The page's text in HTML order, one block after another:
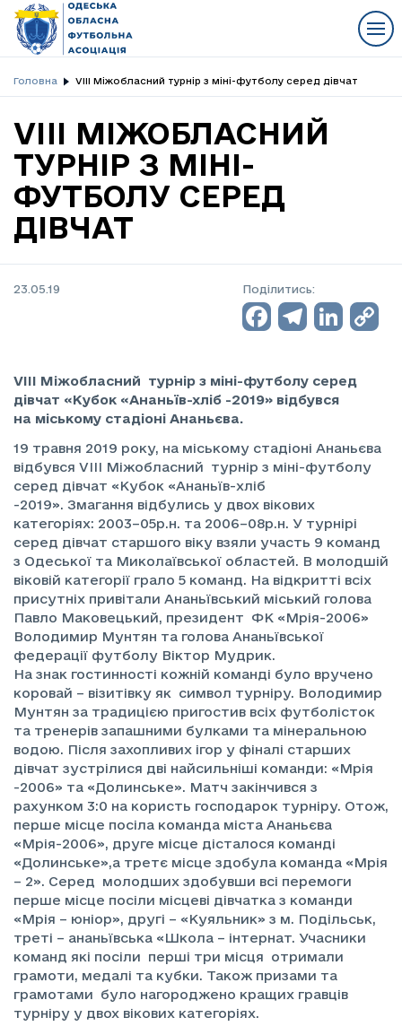
Головна VIII Міжобласний турнір з міні-футболу серед дівчат
VIII МІЖОБЛАСНИЙ
ТУРНІР З МІНІ-
ФУТБОЛУ СЕРЕД
ДІВЧАТ
23.05.19 Поділитись:
VIII Міжобласний турнір з міні-футболу серед
дівчат «Кубок «Ананьїв-хліб -2019» відбувся
на міському стадіоні Ананьєва.
19 травня 2019 року, на міському стадіоні Ананьєва
відбувся VIII Міжобласний турнір з міні-футболу
серед дівчат «Кубок «Ананьїв-хліб
-2019». Змагання відбулись у двох вікових
категоріях: 2003–05р.н. та 2006–08р.н. У турнірі
серед дівчат старшого віку взяли участь 9 команд
з Одеської та Миколаївської областей. В молодшій
віковій категорії грало 5 команд. На відкритті всіх
присутніх привітали Ананьївський міський голова
Павло Маковецький, президент ФК «Мрія-2006»
Володимир Мунтян та голова Ананьївської
федерації футболу Віктор Мудрик.
На знак гостинності кожній команді було вручено
коровай – візитівку як символ турніру. Володимир
Мунтян за традицією пригостив всіх футболісток
та тренерів запашними булками та мінеральною
водою. Після захопливих ігор у фіналі старших
дівчат зустрілися дві найсильніші команди: «Мрія
-2006» та «Долинське». Матч закінчився з
рахунком 3:0 на користь господарок турніру. Отож,
перше місце посіла команда міста Ананьєва
«Мрія-2006», друге місце дісталося команді
«Долинське»,а третє місце здобула команда «Мрія
– 2». Серед молодших здобувши всі перемоги
перше місце посіли місцеві дівчатка з команди
«Мрія – юніор», другі – «Куяльник» з м. Подільськ,
треті – ананьївська «Школа – інтернат. Учасники
команд які посіли перші три місця отримали
грамоти, медалі та кубки. Також призами та
грамотами було нагороджено кращих гравців
турніру у двох вікових категоріях.